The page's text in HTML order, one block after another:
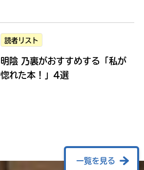
読者リスト
明陰 乃裏がおすすめする 「私が
惚れた本！」4選
一覧を見る
に
エ
も